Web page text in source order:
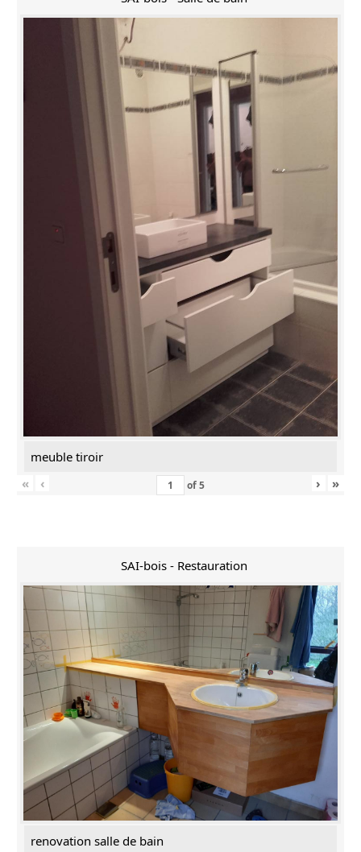
meuble tiroir
«
‹ of5 › »
SAI-bois - Restauration
renovation salle de bain